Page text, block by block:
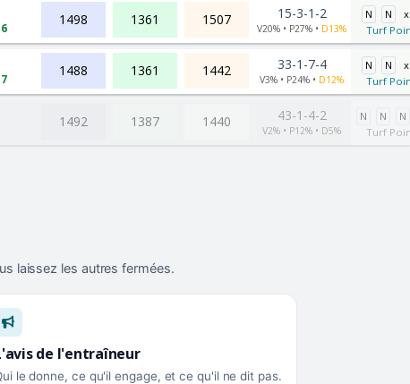
1498 1361 1507 15-3-1-2
V20% • P27% • D13%
N N
x
Turf
1488 1361 1442 33-1-7-4
V3% • P24% • D12%
N N
x
Turf
1492 1387 1440 43-1-4-2
V2% • P12% • D5%
N N
N
Turf
laissez les autres fermées.
de l'entraîneur
le donne, ce qu'il engage, et ce qu'il ne dit pas.